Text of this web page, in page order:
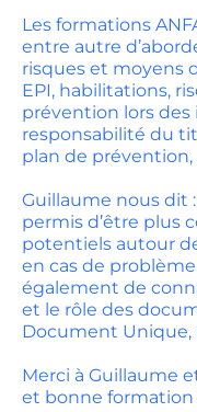
Les formations
entre autre
risques et moyens
EPI, habilitations,
prévention lors des
responsabilité du
plan de prévention,
Guillaume nous dit
permis d’être plus
potentiels autour
en cas de
également de
et le rôle des
Document Unique,
Merci à Guillaume
et bonne formation